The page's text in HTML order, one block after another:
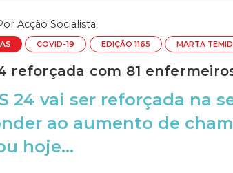
Acção Socialista
COVID-19 EDIÇÃO 1165 MARTA
reforçada com 81
24 vai ser reforçada na
ao aumento de
hoje...